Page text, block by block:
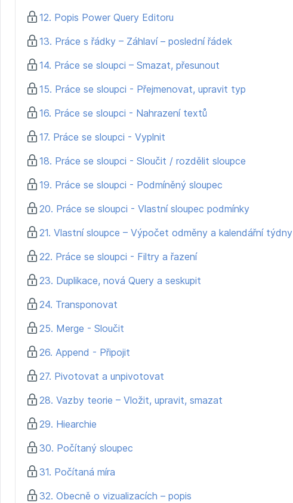
12. Popis Power Query Editoru
13. Práce s řádky – Záhlaví – poslední řádek
14. Práce se sloupci – Smazat, přesunout
15. Práce se sloupci - Přejmenovat, upravit typ
16. Práce se sloupci - Nahrazení textů
17. Práce se sloupci - Vyplnit
18. Práce se sloupci - Sloučit / rozdělit sloupce
19. Práce se sloupci - Podmíněný sloupec
20. Práce se sloupci - Vlastní sloupec podmínky
21. Vlastní sloupce – Výpočet odměny a kalendářní týdny
22. Práce se sloupci - Filtry a řazení
23. Duplikace, nová Query a seskupit
24. Transponovat
25. Merge - Sloučit
26. Append - Připojit
27. Pivotovat a unpivotovat
28. Vazby teorie – Vložit, upravit, smazat
29. Hiearchie
30. Počítaný sloupec
31. Počítaná míra
32. Obecně o vizualizacích – popis